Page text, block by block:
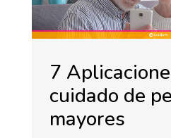
7
cuidado de
mayores